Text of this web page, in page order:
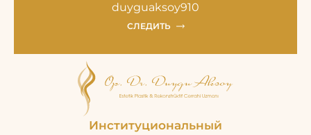
duyguaksoy910
СЛЕДИТЬ
Институциональный